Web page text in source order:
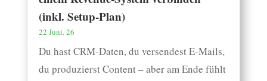
(inkl. Setup-Plan)
22 Juni. 26
Du hast CRM-Daten, du versendest E-Mails,
du produzierst Content – aber am Ende fühlt